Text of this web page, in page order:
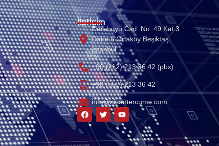
İletişim
Dereboyu Cad. No: 49 Kat:3
Daire:6 Ortaköy Beşiktaş,
Istanbul
+90 (212) 213 36 42 (pbx)
+90 (552) 213 36 42
info@nisantercume.com